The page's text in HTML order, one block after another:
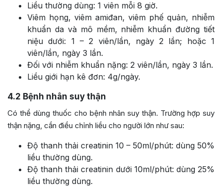
Liều thường dùng: 1 viên mỗi 8 giờ.
Viêm họng, viêm amiđan, viêm phế quản, nhiễm
khuẩn da và mô mềm, nhiễm khuẩn đường tiết
niệu dưới: 1 – 2 viên/lần, ngày 2 lần; hoặc 1
viên/lần, ngày 3 lần.
Đối với nhiễm khuẩn nặng: 2 viên/lần, ngày 3 lần.
Liều giới hạn kê đơn: 4g/ngày.
4.2 Bệnh nhân suy thận
Có thể dùng thuốc cho bệnh nhân suy thận. Trường hợp suy
thận nặng, cần điều chỉnh liều cho người lớn như sau:
Độ thanh thải creatinin 10 – 50ml/phút: dùng 50%
liều thường dùng.
Độ thanh thải creatinin dưới 10ml/phút: dùng 25%
liều thường dùng.